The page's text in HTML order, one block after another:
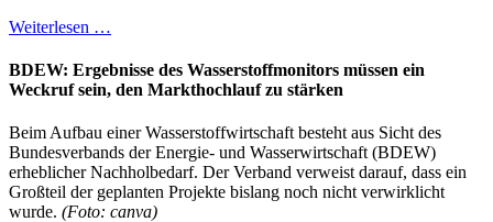
Weiterlesen …
BDEW: Ergebnisse des Wasserstoffmonitors müssen ein
Weckruf sein, den Markthochlauf zu stärken
Beim Aufbau einer Wasserstoffwirtschaft besteht aus Sicht des
Bundesverbands der Energie- und Wasserwirtschaft (BDEW)
erheblicher Nachholbedarf. Der Verband verweist darauf, dass ein
Großteil der geplanten Projekte bislang noch nicht verwirklicht
wurde. (Foto: canva)